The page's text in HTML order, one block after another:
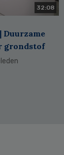
32:08
Duurzame
grondstof